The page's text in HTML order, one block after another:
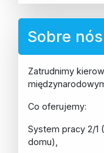
Sobre nós
Zatrudnimy
Co oferujemy:
System pracy 2/1
domu),